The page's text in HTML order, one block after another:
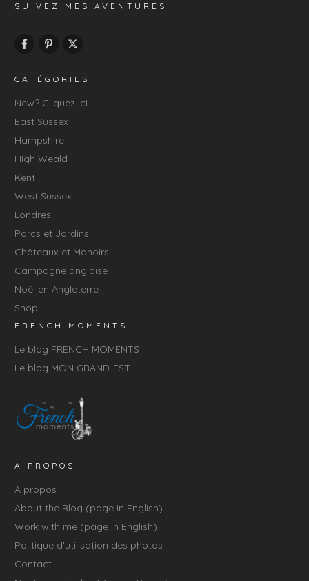
SUIVEZ MES AVENTURES
CATÉGORIES
New? Cliquez ici
East Sussex
Hampshire
High Weald
Kent
West Sussex
Londres
Parcs et Jardins
Châteaux et Manoirs
Campagne anglaise
Noël en Angleterre
Shop
FRENCH MOMENTS
Le blog FRENCH MOMENTS
Le blog MON GRAND-EST
A PROPOS
A propos
About the Blog (page in English)
Work with me (page in English)
Politique d'utilisation des photos
Contact